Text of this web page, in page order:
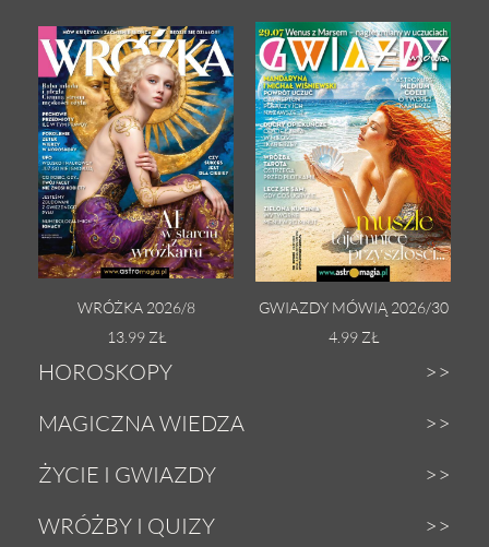
WRÓŻKA 2026/8
13.99 ZŁ
GWIAZDY MÓWIĄ 2026/30
4.99 ZŁ
HOROSKOPY
Dzienny
Tygodniowy
MAGICZNA WIEDZA
Zodiak
Astrologia
ŻYCIE I GWIAZDY
Gwiazdy
WRÓŻBY I QUIZY